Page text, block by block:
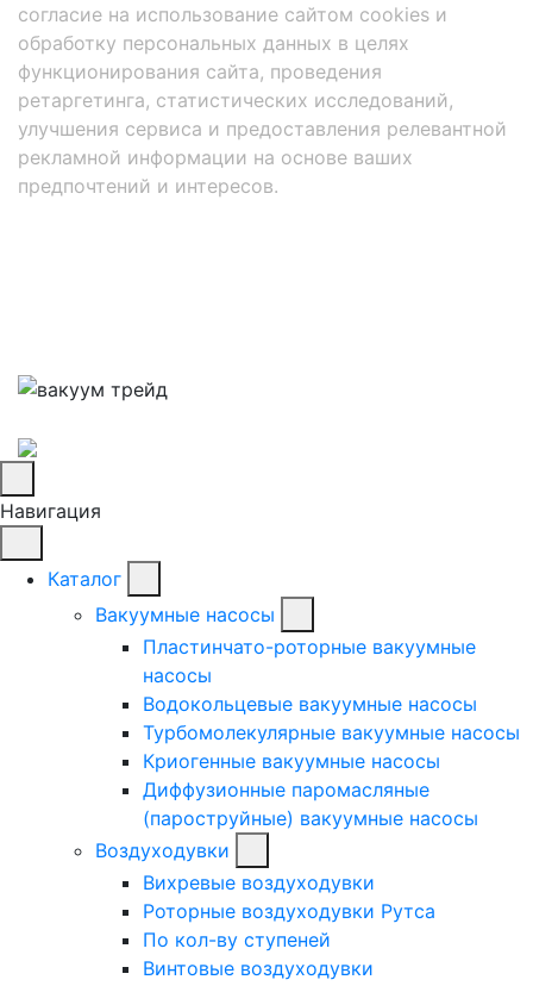
согласие на использование сайтом cookies и
обработку персональных данных в целях
функционирования сайта, проведения
ретаргетинга, статистических исследований,
улучшения сервиса и предоставления релевантной
рекламной информации на основе ваших
предпочтений и интересов.
Навигация
Каталог
Вакуумные насосы
Пластинчато-роторные вакуумные
насосы
Водокольцевые вакуумные насосы
Турбомолекулярные вакуумные насосы
Криогенные вакуумные насосы
Диффузионные паромасляные
(пароструйные) вакуумные насосы
Воздуходувки
Вихревые воздуходувки
Роторные воздуходувки Рутса
По кол-ву ступеней
Винтовые воздуходувки